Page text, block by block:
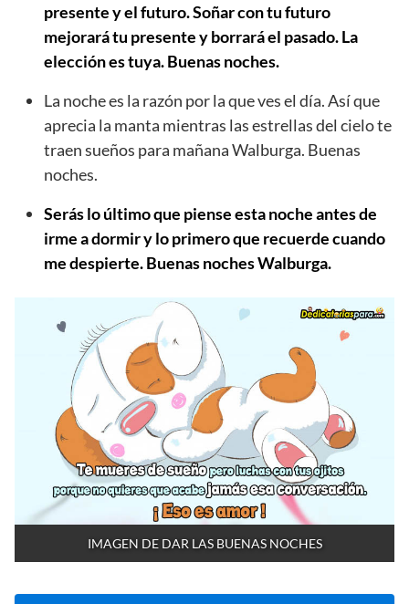
presente y el futuro. Soñar con tu futuro
mejorará tu presente y borrará el pasado. La
elección es tuya. Buenas noches.
La noche es la razón por la que ves el día. Así que
aprecia la manta mientras las estrellas del cielo te
traen sueños para mañana Walburga. Buenas
noches.
Serás lo último que piense esta noche antes de
irme a dormir y lo primero que recuerde cuando
me despierte. Buenas noches Walburga.
IMAGEN DE DAR LAS BUENAS NOCHES